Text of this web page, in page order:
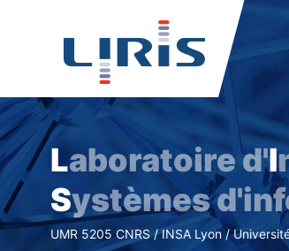
Laboratoire d'I
Systèmes
UMR 5205 CNRS / INSA Lyon /